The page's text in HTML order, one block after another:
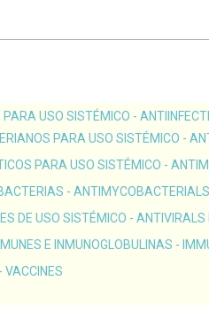
PARA USO SISTÉMICO -
PARA USO SISTÉMICO -
PARA USO SISTÉMICO -
- ANTIMYCOBACTERIALS
DE USO SISTÉMICO - ANTIVIRALS
E INMUNOGLOBULINAS -
VACCINES